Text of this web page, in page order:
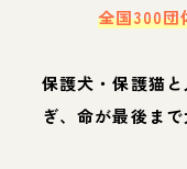
全国300団
保護犬・保護猫
ぎ、命が最後ま